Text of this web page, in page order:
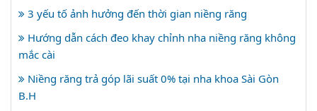
3 yếu tố ảnh hưởng đến thời gian niềng răng
Hướng dẫn cách đeo khay chỉnh nha niềng răng không
mắc cài
Niềng răng trả góp lãi suất 0% tại nha khoa Sài Gòn
B.H